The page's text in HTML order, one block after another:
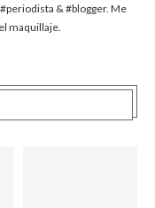
& #blogger. Me
maquillaje.